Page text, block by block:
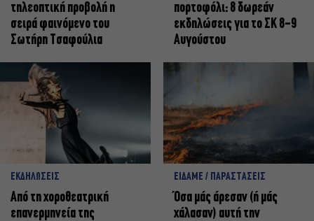
τηλεοπτική προβολή η
σειρά φαινόμενο του
Σωτήρη Τσαφούλια
πορτοφόλι: 8 δωρεάν
εκδηλώσεις για το ΣΚ 8-9
Αυγούστου
ΕΚΔΗΛΩΣΕΙΣ
Από τη χοροθεατρική
επανερμηνεία της
ΕΙΔΑΜΕ / ΠΑΡΑΣΤΑΣΕΙΣ
Όσα μάς άρεσαν (ή μάς
χάλασαν) αυτή την